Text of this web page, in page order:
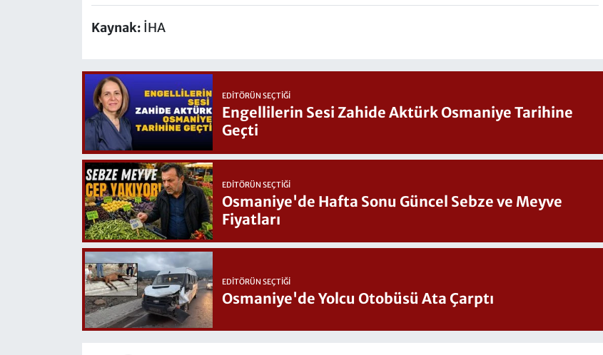
Kaynak: İHA
EDITÖRÜN SEÇTIĞI
Engellilerin Sesi Zahide Aktürk Osmaniye Tarihine
Geçti
EDITÖRÜN SEÇTIĞI
Osmaniye'de Hafta Sonu Güncel Sebze ve Meyve
Fiyatları
EDITÖRÜN SEÇTIĞI
Osmaniye'de Yolcu Otobüsü Ata Çarptı